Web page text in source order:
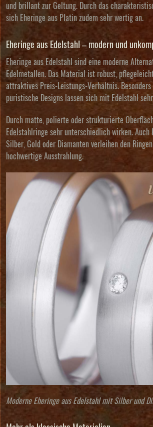
und brillant zur Geltung. Durch das
sich Eheringe aus Platin zudem sehr wertig an.
Eheringe aus Edelstahl – modern und
Eheringe aus Edelstahl sind eine moderne
Edelmetallen. Das Material ist robust,
attraktives Preis-Leistungs-Verhältnis.
puristische Designs lassen sich mit Edelstahl
Durch matte, polierte oder strukturierte
Edelstahlringe sehr unterschiedlich wirken. Auch
Silber, Gold oder Diamanten verleihen den
hochwertige Ausstrahlung.
Moderne Eheringe aus Edelstahl mit Silber und